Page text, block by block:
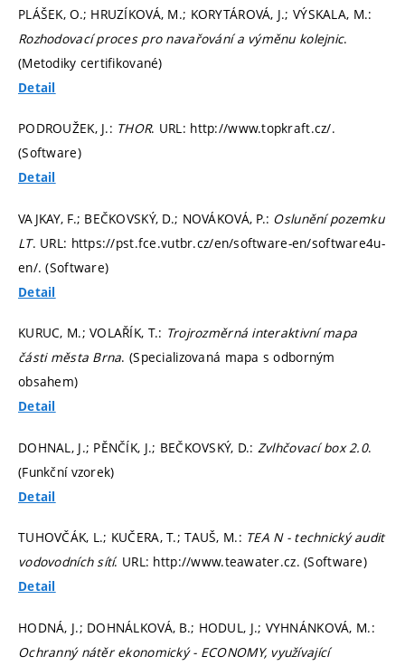
PLÁŠEK, O.; HRUZÍKOVÁ, M.; KORYTÁROVÁ, J.; VÝSKALA, M.:
Rozhodovací proces pro navařování a výměnu kolejnic.
(Metodiky certifikované)
Detail
PODROUŽEK, J.: THOR. URL: http://www.topkraft.cz/.
(Software)
Detail
VAJKAY, F.; BEČKOVSKÝ, D.; NOVÁKOVÁ, P.: Oslunění pozemku
LT. URL: https://pst.fce.vutbr.cz/en/software-en/software4u-
en/. (Software)
Detail
KURUC, M.; VOLAŘÍK, T.: Trojrozměrná interaktivní mapa
části města Brna. (Specializovaná mapa s odborným
obsahem)
Detail
DOHNAL, J.; PĚNČÍK, J.; BEČKOVSKÝ, D.: Zvlhčovací box 2.0.
(Funkční vzorek)
Detail
TUHOVČÁK, L.; KUČERA, T.; TAUŠ, M.: TEA N - technický audit
vodovodních sítí. URL: http://www.teawater.cz. (Software)
Detail
HODNÁ, J.; DOHNÁLKOVÁ, B.; HODUL, J.; VYHNÁNKOVÁ, M.:
Ochranný nátěr ekonomický - ECONOMY, využívající